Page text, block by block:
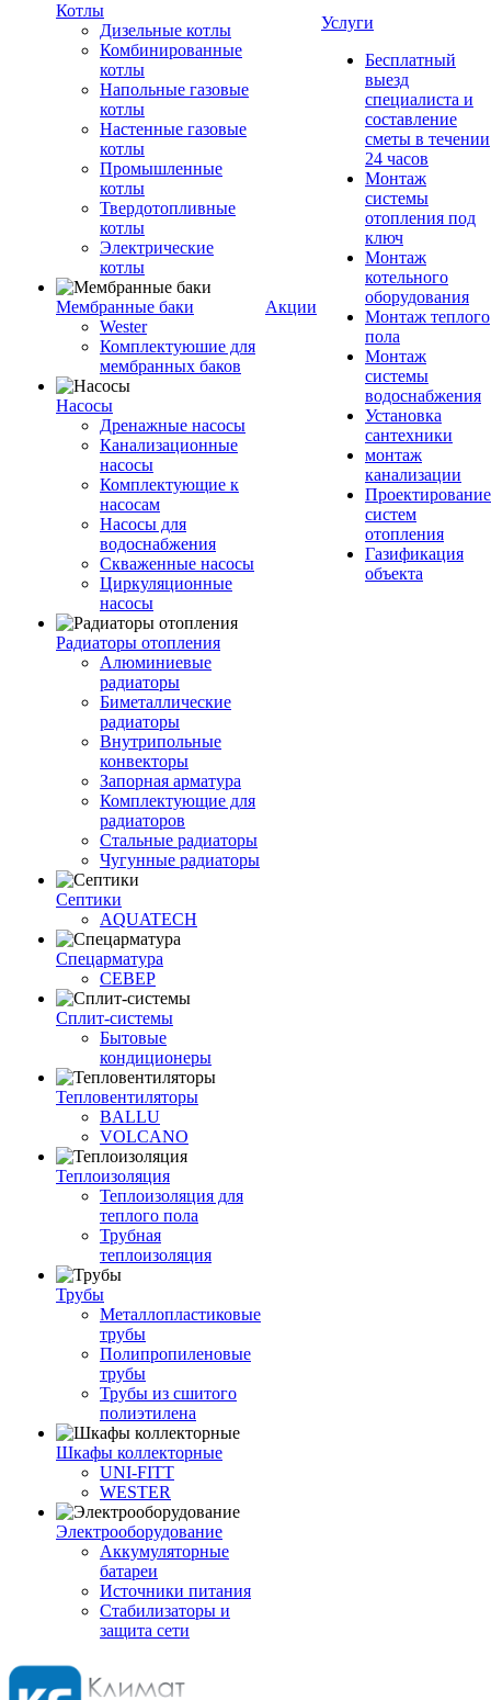
Котлы
Дизельные котлы
Комбинированные
котлы
Напольные газовые
котлы
Настенные газовые
котлы
Промышленные
котлы
Твердотопливные
котлы
Электрические
котлы
Мембранные баки
Wester
Комплектуюшие для
мембранных баков
Насосы
Дренажные насосы
Канализационные
насосы
Комплектующие к
насосам
Насосы для
водоснабжения
Скваженные насосы
Циркуляционные
насосы
Радиаторы отопления
Алюминиевые
радиаторы
Биметаллические
радиаторы
Внутрипольные
конвекторы
Запорная арматура
Комплектующие для
радиаторов
Стальные радиаторы
Чугунные радиаторы
Септики
AQUATECH
Спецарматура
СЕВЕР
Сплит-системы
Бытовые
кондиционеры
Тепловентиляторы
BALLU
VOLCANO
Теплоизоляция
Теплоизоляция для
теплого пола
Трубная
теплоизоляция
Трубы
Металлопластиковые
трубы
Полипропиленовые
трубы
Трубы из сшитого
полиэтилена
Шкафы коллекторные
UNI-FITT
WESTER
Электрооборудование
Аккумуляторные
батареи
Источники питания
Стабилизаторы и
защита сети
Акции
Услуги
Бесплатный
выезд
специалиста и
составление
сметы в течении
24 часов
Монтаж
системы
отопления под
ключ
Монтаж
котельного
оборудования
Монтаж теплого
пола
Монтаж
системы
водоснабжения
Установка
сантехники
монтаж
канализации
Проектирование
систем
отопления
Газификация
объекта